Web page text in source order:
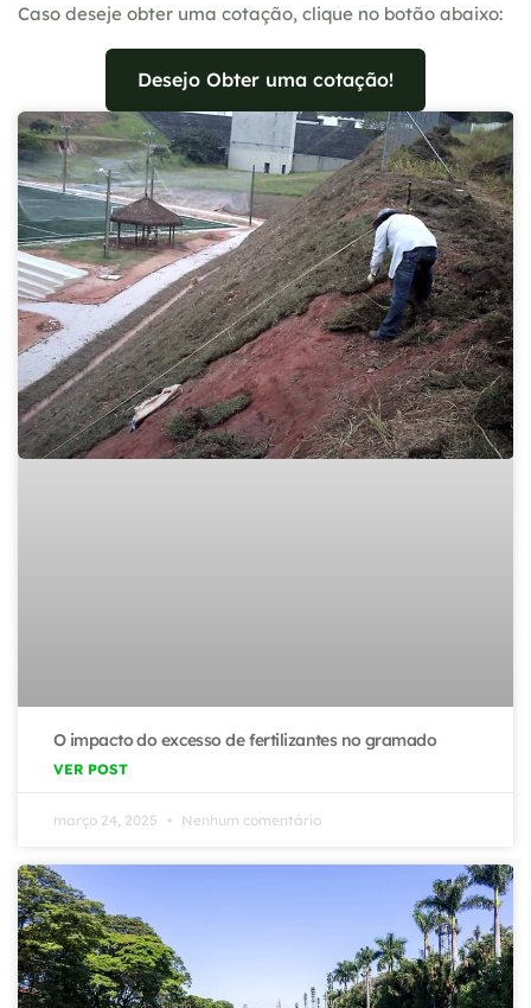
Caso deseje obter uma cotação, clique no botão abaixo:
Desejo Obter uma cotação!
O impacto do excesso de fertilizantes no gramado
VER POST
março 24, 2025 Nenhum comentário